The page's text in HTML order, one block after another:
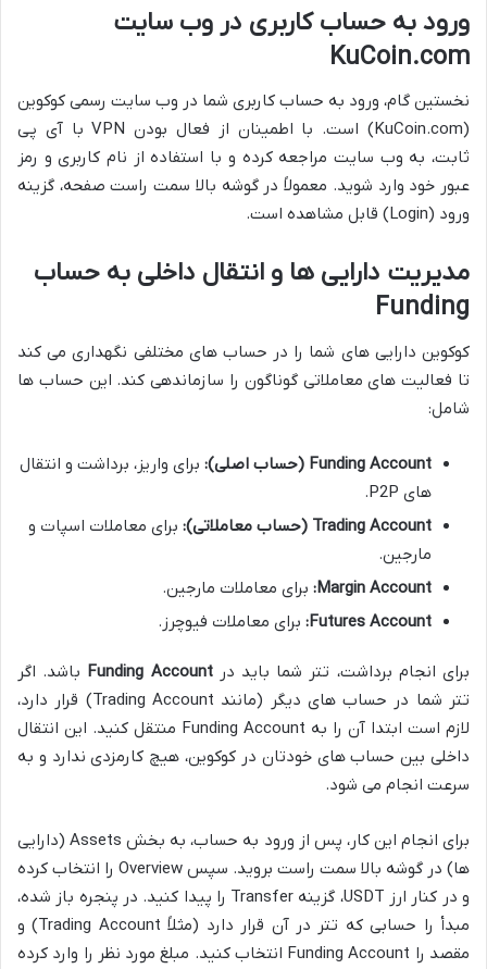
ورود به حساب کاربری در وب سایت
KuCoin.com
نخستین گام، ورود به حساب کاربری شما در وب سایت رسمی کوکوین
(KuCoin.com) است. با اطمینان از فعال بودن VPN با آی پی
ثابت، به وب سایت مراجعه کرده و با استفاده از نام کاربری و رمز
عبور خود وارد شوید. معمولاً در گوشه بالا سمت راست صفحه، گزینه
ورود (Login) قابل مشاهده است.
مدیریت دارایی ها و انتقال داخلی به حساب
Funding
کوکوین دارایی های شما را در حساب های مختلفی نگهداری می کند
تا فعالیت های معاملاتی گوناگون را سازماندهی کند. این حساب ها
شامل:
Funding Account (حساب اصلی):
برای واریز، برداشت و انتقال
های P2P.
Trading Account (حساب معاملاتی):
برای معاملات اسپات و
مارجین.
Margin Account: برای معاملات مارجین.
Futures Account: برای معاملات فیوچرز.
برای انجام برداشت، تتر شما باید درFunding Account باشد. اگر
تتر شما در حساب های دیگر (مانند Trading Account) قرار دارد،
لازم است ابتدا آن را به Funding Account منتقل کنید. این انتقال
داخلی بین حساب های خودتان در کوکوین، هیچ کارمزدی ندارد و به
سرعت انجام می شود.
برای انجام این کار، پس از ورود به حساب، به بخش Assets (دارایی
ها) در گوشه بالا سمت راست بروید. سپس Overview را انتخاب کرده
و در کنار ارز USDT، گزینه Transfer را پیدا کنید. در پنجره باز شده،
مبدأ را حسابی که تتر در آن قرار دارد (مثلاً Trading Account) و
مقصد را Funding Account انتخاب کنید. مبلغ مورد نظر را وارد کرده